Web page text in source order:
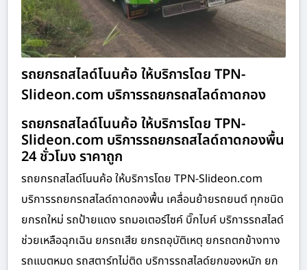
รถยกรถสไลด์โนนค้อ ให้บริการโดย TPN-
Slideon.com บริการรถยกรถสไลด์ถาดกอง
รถยกรถสไลด์โนนค้อ ให้บริการโดย TPN-
Slideon.com บริการรถยกรถสไลด์ถาดกองพื้น
24 ชั่วโมง ราคาถูก
รถยกรถสไลด์โนนค้อ ให้บริการโดย TPN-Slideon.com
บริการรถยกรถสไลด์ถาดกองพื้น เคลื่อนย้ายรถยนต์ ทุกชนิด
ยกรถใหม่ รถป้ายแดง รถมอเตอร์ไซค์ บิ๊กไบค์ บริการรถสไลด์
ช่วยเหลือฉุกเฉิน ยกรถเสีย ยกรถอุบัติเหตุ ยกรถตกข้างทาง
รถแบตหมด รถสตาร์ทไม่ติด บริการรถสไลด์ยกของหนัก ยก